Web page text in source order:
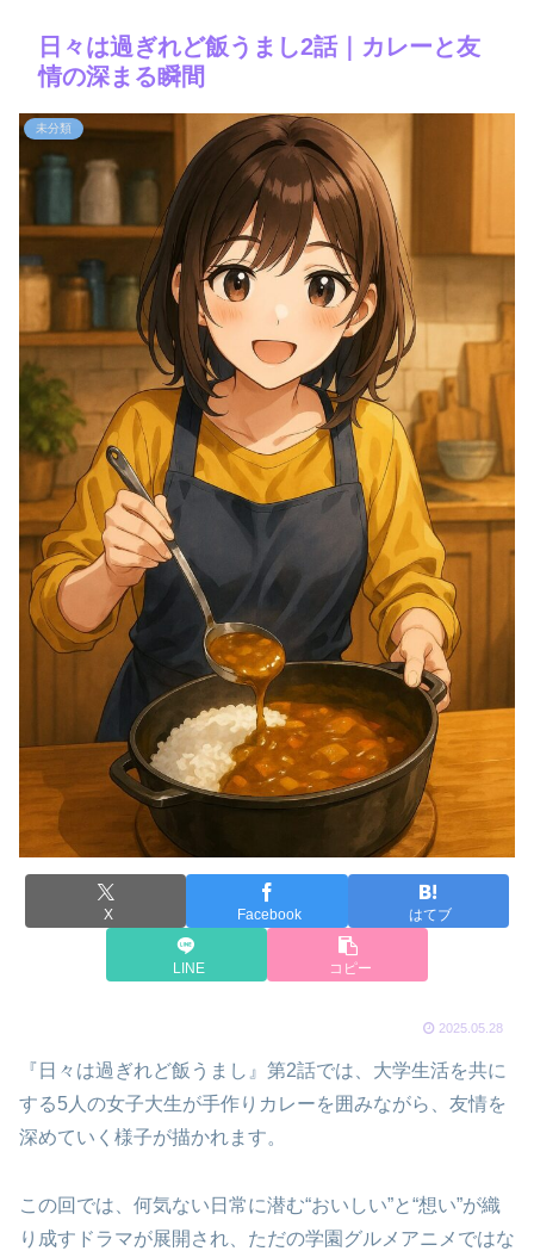
日々は過ぎれど飯うまし2話｜カレーと友
情の深まる瞬間
未分類
X Facebook はてブ
LINE コピー
2025.05.28
『日々は過ぎれど飯うまし』第2話では、大学生活を共に
する5人の女子大生が手作りカレーを囲みながら、友情を
深めていく様子が描かれます。
この回では、何気ない日常に潜む“おいしい”と“想い”が織
り成すドラマが展開され、ただの学園グルメアニメではな